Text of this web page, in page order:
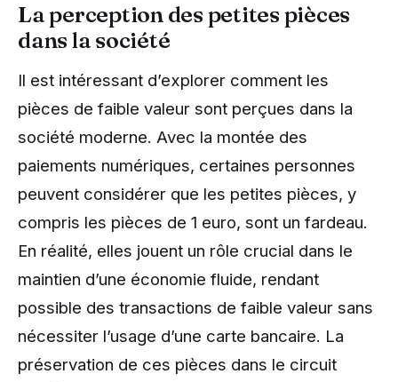
La perception des petites pièces
dans la société
Il est intéressant d’explorer comment les
pièces de faible valeur sont perçues dans la
société moderne. Avec la montée des
paiements numériques, certaines personnes
peuvent considérer que les petites pièces, y
compris les pièces de 1 euro, sont un fardeau.
En réalité, elles jouent un rôle crucial dans le
maintien d’une économie fluide, rendant
possible des transactions de faible valeur sans
nécessiter l’usage d’une carte bancaire. La
préservation de ces pièces dans le circuit